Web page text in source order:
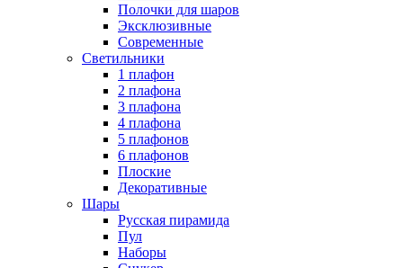
Полочки для шаров
Эксклюзивные
Современные
Светильники
1 плафон
2 плафона
3 плафона
4 плафона
5 плафонов
6 плафонов
Плоские
Декоративные
Шары
Русская пирамида
Пул
Наборы